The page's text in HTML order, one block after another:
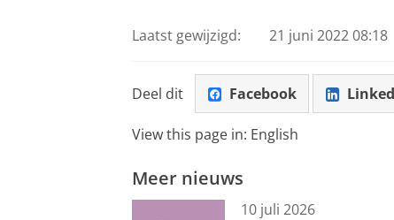
Laatst gewijzigd: 21 juni 2022 08:18
Deel dit Facebook
View this page in: English
Meer nieuws
10 juli 2026